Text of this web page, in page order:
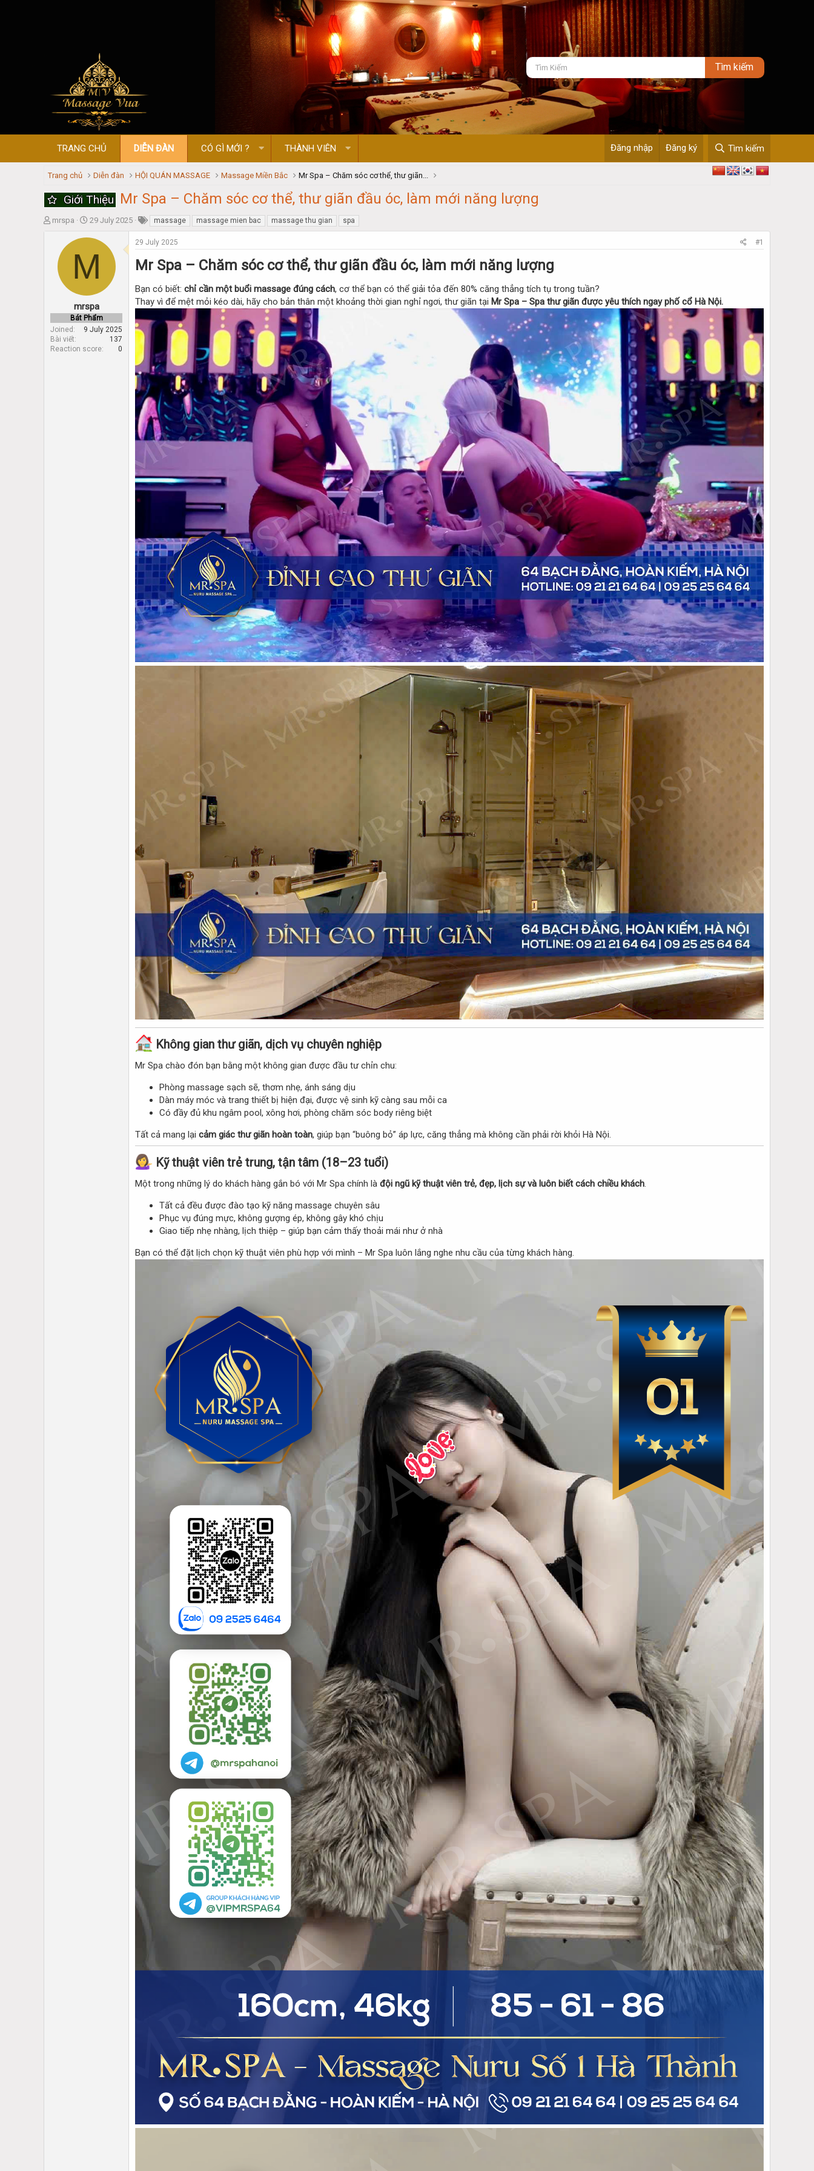
TRANG CHỦ DIỄN ĐÀN CÓ GÌ MỚI ? THÀNH VIÊN Đăng nhập Đăng ký Tìm kiếm
Trang chủ Diễn đàn HỘI QUÁN MASSAGE Massage Miền Bắc Mr Spa – Chăm sóc cơ thể, thư giãn...
Giới Thiệu Mr Spa – Chăm sóc cơ thể, thư giãn đầu óc, làm mới năng lượng
T
t
e
r
mrspa
S
a
t
d
t
e
29 July 2025 massage massage mien bac massage thu gian spa
M
mrspa
Bát Phẩm
Joined
9 July 2025
Bài viết
137
Reaction score
0
29 July 2025 #1
Mr Spa – Chăm sóc cơ thể, thư giãn đầu óc, làm mới năng lượng
Bạn có biết: chỉ cần một buổi massage đúng cách, cơ thể bạn có thể giải tỏa đến 80% căng thẳng tích tụ trong tuần?
Thay vì để mệt mỏi kéo dài, hãy cho bản thân một khoảng thời gian nghỉ ngơi, thư giãn tại Mr Spa – Spa thư giãn được yêu thích ngay phố cổ Hà Nội.
Không gian thư giãn, dịch vụ chuyên nghiệp​
Mr Spa chào đón bạn bằng một không gian được đầu tư chỉn chu:
Phòng massage sạch sẽ, thơm nhẹ, ánh sáng dịu
Dàn máy móc và trang thiết bị hiện đại, được vệ sinh kỹ càng sau mỗi ca
Có đầy đủ khu ngâm pool, xông hơi, phòng chăm sóc body riêng biệt
Tất cả mang lại cảm giác thư giãn hoàn toàn, giúp bạn “buông bỏ” áp lực, căng thẳng mà không cần phải rời khỏi Hà Nội.
Kỹ thuật viên trẻ trung, tận tâm (18–23 tuổi)​
Một trong những lý do khách hàng gắn bó với Mr Spa chính là đội ngũ kỹ thuật viên trẻ, đẹp, lịch sự và luôn biết cách chiều khách
Tất cả đều được đào tạo kỹ năng massage chuyên sâu
Phục vụ đúng mực, không gượng ép, không gây khó chịu
Giao tiếp nhẹ nhàng, lịch thiệp – giúp bạn cảm thấy thoải mái như ở nhà
Bạn có thể đặt lịch chọn kỹ thuật viên phù hợp với mình – Mr Spa luôn lắng nghe nhu cầu của từng khách hàng.